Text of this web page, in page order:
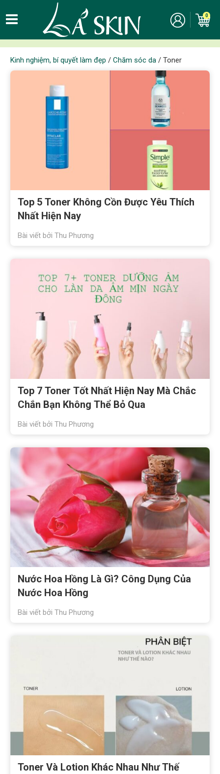
0
Toner
Kinh nghiệm, bí quyết làm đẹp /Chăm sóc da /Toner
Top 5 Toner Không Cồn Được Yêu Thích
Nhất Hiện Nay
Bài viết bởiThu Phương
Top 7 Toner Tốt Nhất Hiện Nay Mà Chắc
Chắn Bạn Không Thể Bỏ Qua
Bài viết bởiThu Phương
Nước Hoa Hồng Là Gì? Công Dụng Của
Nước Hoa Hồng
Bài viết bởiThu Phương
Toner Và Lotion Khác Nhau Như Thế